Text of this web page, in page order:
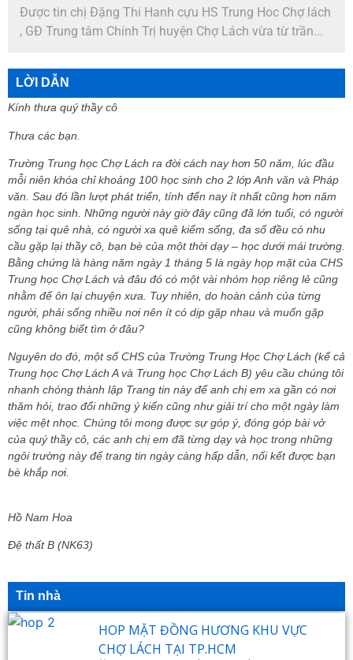
Được tin chị Đặng Thi Hanh cựu HS Trung Hoc Chợ lách
, GĐ Trung tâm Chính Trị huyện Chợ Lách vừa từ trần...
LỜI DẪN
Kính thưa quý thầy cô
Thưa các bạn.
Trường Trung học Chợ Lách ra đời cách nay hơn 50 năm, lúc đầu
mỗi niên khóa chỉ khoảng 100 học sinh cho 2 lớp Anh văn và Pháp
văn. Sau đó lần lượt phát triển, tính đến nay ít nhất cũng hơn năm
ngàn học sinh. Những người này giờ đây cũng đã lớn tuổi, có người
sống tại quê nhà, có người xa quê kiếm sống, đa số đều có nhu
cầu gặp lại thầy cô, bạn bè của một thời dạy – học dưới mái trường.
Bằng chứng là hàng năm ngày 1 tháng 5 là ngày họp mặt của CHS
Trung học Chợ Lách và đâu đó có một vài nhóm họp riêng lẻ cũng
nhằm để ôn lại chuyện xưa. Tuy nhiên, do hoàn cảnh của từng
người, phải sống nhiều nơi nên ít có dịp gặp nhau và muốn gặp
cũng không biết tìm ở đâu?
Nguyên do đó, một số CHS của Trường Trung Học Chợ Lách (kể cả
Trung học Chợ Lách A và Trung học Chợ Lách B) yêu cầu chúng tôi
nhanh chóng thành lập Trang tin này để anh chị em xa gần có nơi
thăm hỏi, trao đổi những ý kiến cũng như giải trí cho một ngày làm
việc mệt nhọc. Chúng tôi mong được sự góp ý, đóng góp bài vở
của quý thầy cô, các anh chị em đã từng dạy và học trong những
ngôi trường này để trang tin ngày càng hấp dẫn, nối kết được bạn
bè khắp nơi.
Hồ Nam Hoa
Đệ thất B (NK63)
Tin nhà
HOP MẶT ĐỒNG HƯƠNG KHU VỰC
CHỢ LÁCH TẠI TP.HCM